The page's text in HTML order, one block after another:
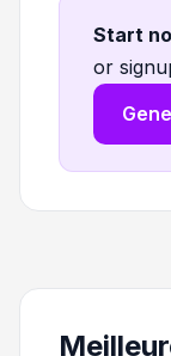
Start
or